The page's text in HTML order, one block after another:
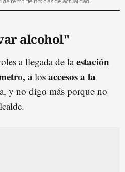
alcohol"
a llegada de laestación
a los accesos a la
y no digo más porque no